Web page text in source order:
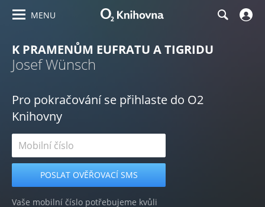
MENU
K PRAMENŮM EUFRATU A TIGRIDU
Josef Wünsch
Pro pokračování se přihlaste do O2
Knihovny
Vaše mobilní číslo potřebujeme kvůli